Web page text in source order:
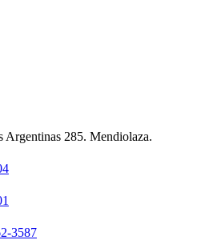
Argentinas 285. Mendiolaza.
3587